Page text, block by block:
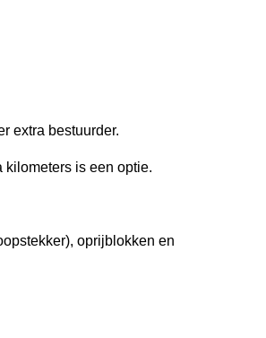
extra bestuurder.
kilometers is een optie.
oprijblokken en